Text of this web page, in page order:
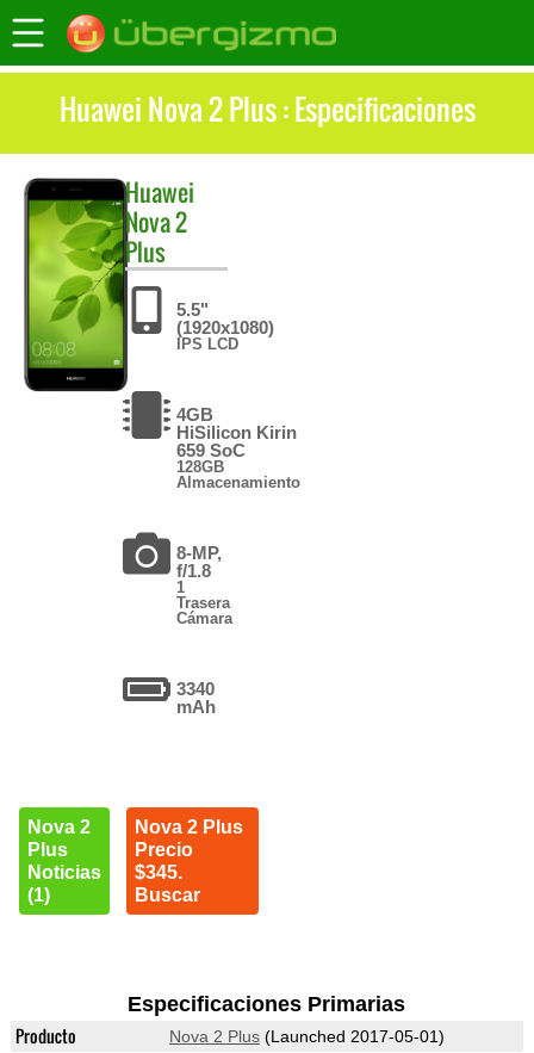
Huawei Nova 2 Plus : Especificaciones
Huawei
Nova 2
Plus
5.5"
(1920x1080)
IPS LCD
4GB
HiSilicon Kirin
659 SoC
128GB
Almacenamiento
8-MP,
f/1.8
1
Trasera
Cámara
3340
mAh
Nova 2
Plus
Noticias
(1)
Nova 2 Plus
Precio
$345.
Buscar
Especificaciones Primarias
Producto Nova 2 Plus(Launched 2017-05-01)